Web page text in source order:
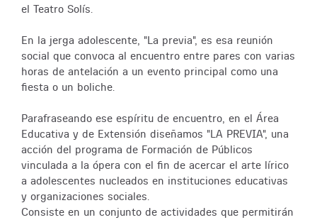
el Teatro Solís.
En la jerga adolescente, "La previa", es esa reunión
social que convoca al encuentro entre pares con varias
horas de antelación a un evento principal como una
fiesta o un boliche.
Parafraseando ese espíritu de encuentro, en el Área
Educativa y de Extensión diseñamos "LA PREVIA", una
acción del programa de Formación de Públicos
vinculada a la ópera con el fin de acercar el arte lírico
a adolescentes nucleados en instituciones educativas
y organizaciones sociales.
Consiste en un conjunto de actividades que permitirán